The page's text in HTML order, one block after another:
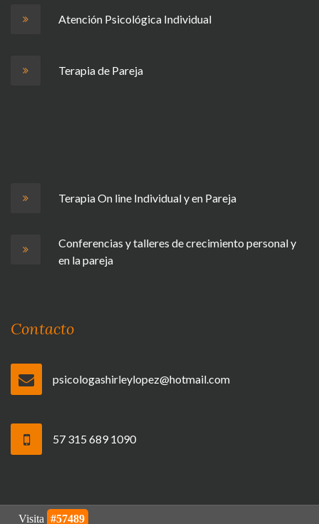
Atención Psicológica Individual
Terapia de Pareja
Terapia On line Individual y en Pareja
Conferencias y talleres de crecimiento personal y
en la pareja
Contacto
psicologashirleylopez@hotmail.com
57 315 689 1090